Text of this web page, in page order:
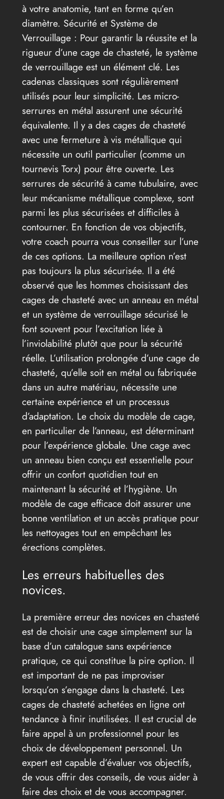
à votre anatomie, tant en forme qu’en
diamètre. Sécurité et Système de
Verrouillage : Pour garantir la réussite et la
rigueur d’une cage de chasteté, le système
de verrouillage est un élément clé. Les
cadenas classiques sont régulièrement
utilisés pour leur simplicité. Les micro-
serrures en métal assurent une sécurité
équivalente. Il y a des cages de chasteté
avec une fermeture à vis métallique qui
nécessite un outil particulier (comme un
tournevis Torx) pour être ouverte. Les
serrures de sécurité à came tubulaire, avec
leur mécanisme métallique complexe, sont
parmi les plus sécurisées et difficiles à
contourner. En fonction de vos objectifs,
votre coach pourra vous conseiller sur l’une
de ces options. La meilleure option n’est
pas toujours la plus sécurisée. Il a été
observé que les hommes choisissant des
cages de chasteté avec un anneau en métal
et un système de verrouillage sécurisé le
font souvent pour l’excitation liée à
l’inviolabilité plutôt que pour la sécurité
réelle. L’utilisation prolongée d’une cage de
chasteté, qu’elle soit en métal ou fabriquée
dans un autre matériau, nécessite une
certaine expérience et un processus
d’adaptation. Le choix du modèle de cage,
en particulier de l’anneau, est déterminant
pour l’expérience globale. Une cage avec
un anneau bien conçu est essentielle pour
offrir un confort quotidien tout en
maintenant la sécurité et l’hygiène. Un
modèle de cage efficace doit assurer une
bonne ventilation et un accès pratique pour
les nettoyages tout en empêchant les
érections complètes.
Les erreurs habituelles des
novices.
La première erreur des novices en chasteté
est de choisir une cage simplement sur la
base d’un catalogue sans expérience
pratique, ce qui constitue la pire option. Il
est important de ne pas improviser
lorsqu’on s’engage dans la chasteté. Les
cages de chasteté achetées en ligne ont
tendance à finir inutilisées. Il est crucial de
faire appel à un professionnel pour les
choix de développement personnel. Un
expert est capable d’évaluer vos objectifs,
de vous offrir des conseils, de vous aider à
faire des choix et de vous accompagner.